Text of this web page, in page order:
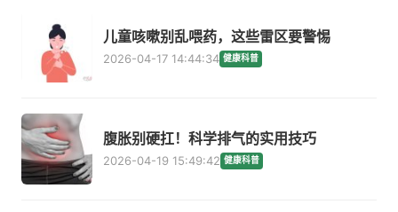
儿童咳嗽别乱喂药，这些雷区要警惕
2026-04-17 14:44:34 健康科普
腹胀别硬扛！科学排气的实用技巧
2026-04-19 15:49:42 健康科普